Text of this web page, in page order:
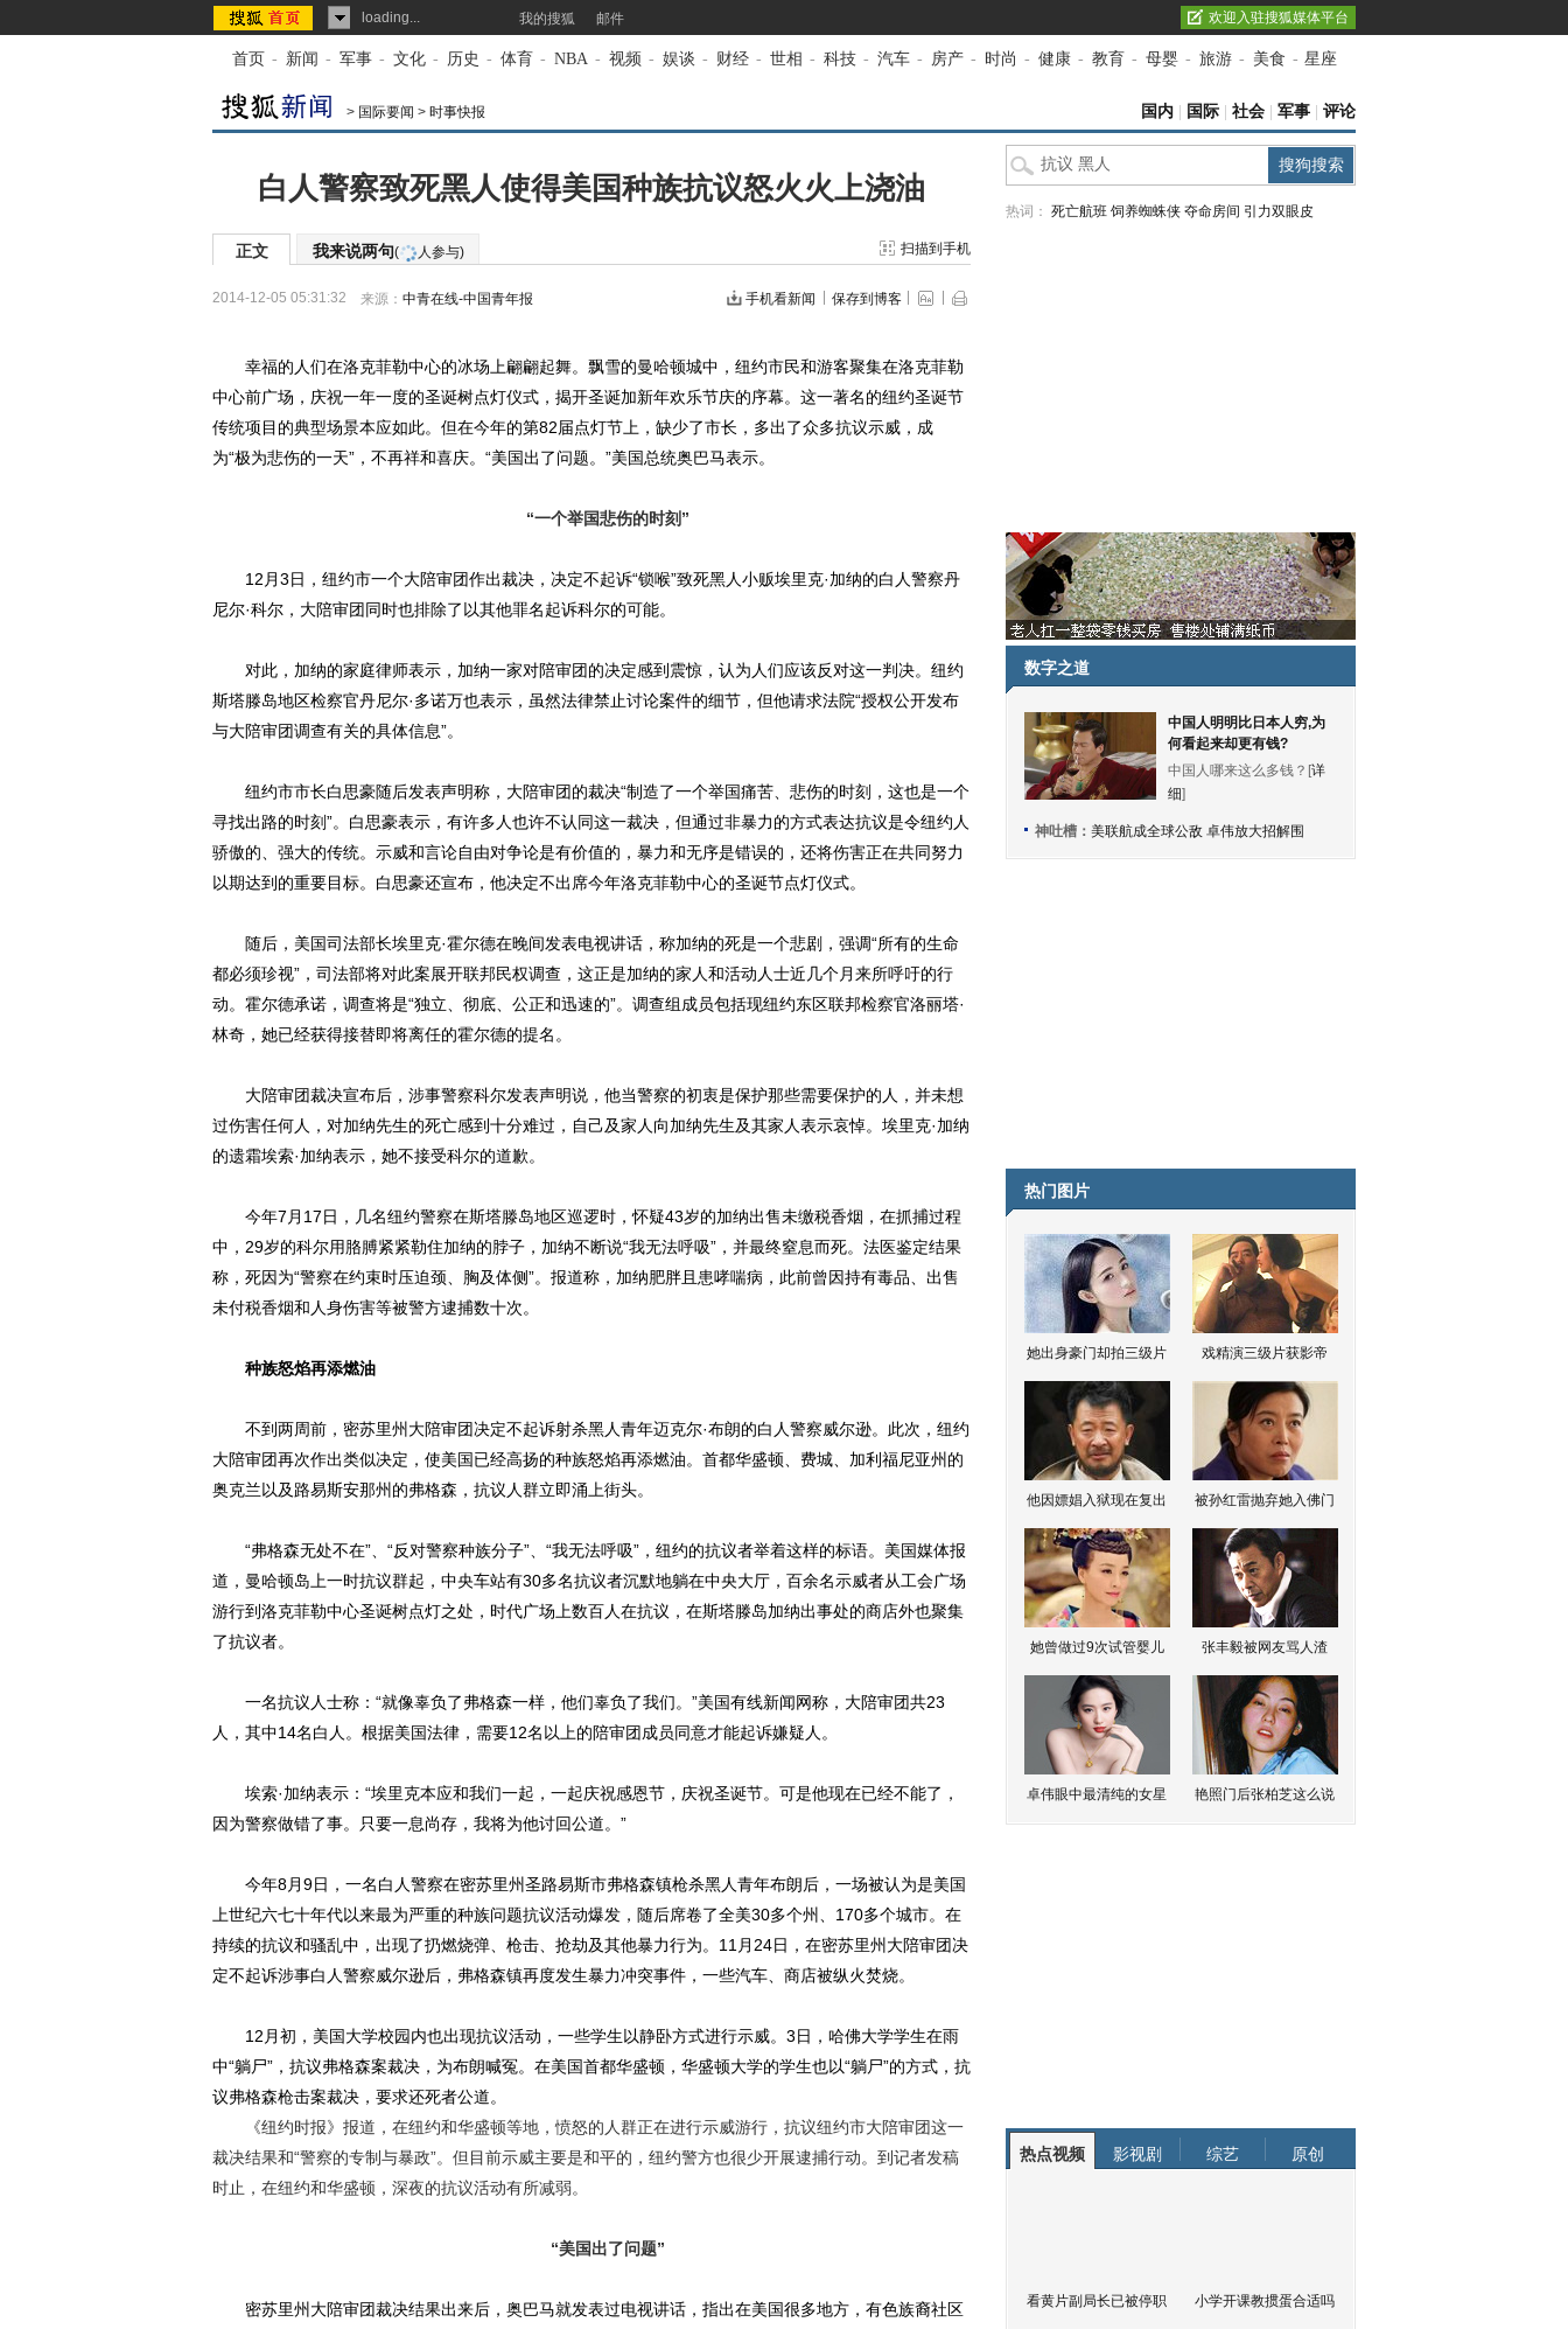
loading... 我的搜狐 邮件 欢迎入驻搜狐媒体平台
首页 - 新闻 - 军事 - 文化 - 历史 - 体育 - NBA - 视频 - 娱谈 - 财经 - 世相 - 科技 - 汽车 - 房产 - 时尚 - 健康 - 教育 - 母婴 - 旅游 - 美食 - 星座
> 国际要闻 > 时事快报 国内 国际 社会 军事 评论
白人警察致死黑人使得美国种族抗议怒火火上浇油
正文 我来说两句( 人参与) 扫描到手机
2014-12-05 05:31:32 来源： 中青在线-中国青年报 手机看新闻 保存到博客
幸福的人们在洛克菲勒中心的冰场上翩翩起舞。飘雪的曼哈顿城中，纽约市民和游客聚集在洛克菲勒
中心前广场，庆祝一年一度的圣诞树点灯仪式，揭开圣诞加新年欢乐节庆的序幕。这一著名的纽约圣诞节
传统项目的典型场景本应如此。但在今年的第82届点灯节上，缺少了市长，多出了众多抗议示威，成
为“极为悲伤的一天”，不再祥和喜庆。“美国出了问题。”美国总统奥巴马表示。
“一个举国悲伤的时刻”
12月3日，纽约市一个大陪审团作出裁决，决定不起诉“锁喉”致死黑人小贩埃里克·加纳的白人警察丹
尼尔·科尔，大陪审团同时也排除了以其他罪名起诉科尔的可能。
对此，加纳的家庭律师表示，加纳一家对陪审团的决定感到震惊，认为人们应该反对这一判决。纽约
斯塔滕岛地区检察官丹尼尔·多诺万也表示，虽然法律禁止讨论案件的细节，但他请求法院“授权公开发布
与大陪审团调查有关的具体信息”。
纽约市市长白思豪随后发表声明称，大陪审团的裁决“制造了一个举国痛苦、悲伤的时刻，这也是一个
寻找出路的时刻”。白思豪表示，有许多人也许不认同这一裁决，但通过非暴力的方式表达抗议是令纽约人
骄傲的、强大的传统。示威和言论自由对争论是有价值的，暴力和无序是错误的，还将伤害正在共同努力
以期达到的重要目标。白思豪还宣布，他决定不出席今年洛克菲勒中心的圣诞节点灯仪式。
随后，美国司法部长埃里克·霍尔德在晚间发表电视讲话，称加纳的死是一个悲剧，强调“所有的生命
都必须珍视”，司法部将对此案展开联邦民权调查，这正是加纳的家人和活动人士近几个月来所呼吁的行
动。霍尔德承诺，调查将是“独立、彻底、公正和迅速的”。调查组成员包括现纽约东区联邦检察官洛丽塔·
林奇，她已经获得接替即将离任的霍尔德的提名。
大陪审团裁决宣布后，涉事警察科尔发表声明说，他当警察的初衷是保护那些需要保护的人，并未想
过伤害任何人，对加纳先生的死亡感到十分难过，自己及家人向加纳先生及其家人表示哀悼。埃里克·加纳
的遗霜埃索·加纳表示，她不接受科尔的道歉。
今年7月17日，几名纽约警察在斯塔滕岛地区巡逻时，怀疑43岁的加纳出售未缴税香烟，在抓捕过程
中，29岁的科尔用胳膊紧紧勒住加纳的脖子，加纳不断说“我无法呼吸”，并最终窒息而死。法医鉴定结果
称，死因为“警察在约束时压迫颈、胸及体侧”。报道称，加纳肥胖且患哮喘病，此前曾因持有毒品、出售
未付税香烟和人身伤害等被警方逮捕数十次。
种族怒焰再添燃油
不到两周前，密苏里州大陪审团决定不起诉射杀黑人青年迈克尔·布朗的白人警察威尔逊。此次，纽约
大陪审团再次作出类似决定，使美国已经高扬的种族怒焰再添燃油。首都华盛顿、费城、加利福尼亚州的
奥克兰以及路易斯安那州的弗格森，抗议人群立即涌上街头。
“弗格森无处不在”、“反对警察种族分子”、“我无法呼吸”，纽约的抗议者举着这样的标语。美国媒体报
道，曼哈顿岛上一时抗议群起，中央车站有30多名抗议者沉默地躺在中央大厅，百余名示威者从工会广场
游行到洛克菲勒中心圣诞树点灯之处，时代广场上数百人在抗议，在斯塔滕岛加纳出事处的商店外也聚集
了抗议者。
一名抗议人士称：“就像辜负了弗格森一样，他们辜负了我们。”美国有线新闻网称，大陪审团共23
人，其中14名白人。根据美国法律，需要12名以上的陪审团成员同意才能起诉嫌疑人。
埃索·加纳表示：“埃里克本应和我们一起，一起庆祝感恩节，庆祝圣诞节。可是他现在已经不能了，
因为警察做错了事。只要一息尚存，我将为他讨回公道。”
今年8月9日，一名白人警察在密苏里州圣路易斯市弗格森镇枪杀黑人青年布朗后，一场被认为是美国
上世纪六七十年代以来最为严重的种族问题抗议活动爆发，随后席卷了全美30多个州、170多个城市。在
持续的抗议和骚乱中，出现了扔燃烧弹、枪击、抢劫及其他暴力行为。11月24日，在密苏里州大陪审团决
定不起诉涉事白人警察威尔逊后，弗格森镇再度发生暴力冲突事件，一些汽车、商店被纵火焚烧。
12月初，美国大学校园内也出现抗议活动，一些学生以静卧方式进行示威。3日，哈佛大学学生在雨
中“躺尸”，抗议弗格森案裁决，为布朗喊冤。在美国首都华盛顿，华盛顿大学的学生也以“躺尸”的方式，抗
议弗格森枪击案裁决，要求还死者公道。
《纽约时报》报道，在纽约和华盛顿等地，愤怒的人群正在进行示威游行，抗议纽约市大陪审团这一
裁决结果和“警察的专制与暴政”。但目前示威主要是和平的，纽约警方也很少开展逮捕行动。到记者发稿
时止，在纽约和华盛顿，深夜的抗议活动有所减弱。
“美国出了问题”
密苏里州大陪审团裁决结果出来后，奥巴马就发表过电视讲话，指出在美国很多地方，有色族裔社区
热词： 死亡航班 饲养蜘蛛侠 夺命房间 引力双眼皮
数字之道
中国人明明比日本人穷,为
何看起来却更有钱?
中国人哪来这么多钱？[详
细]
神吐槽： 美联航成全球公敌 卓伟放大招解围
热门图片
她出身豪门却拍三级片 戏精演三级片获影帝
他因嫖娼入狱现在复出 被孙红雷抛弃她入佛门
她曾做过9次试管婴儿 张丰毅被网友骂人渣
卓伟眼中最清纯的女星 艳照门后张柏芝这么说
热点视频 影视剧 综艺 原创
看黄片副局长已被停职 小学开课教掼蛋合适吗